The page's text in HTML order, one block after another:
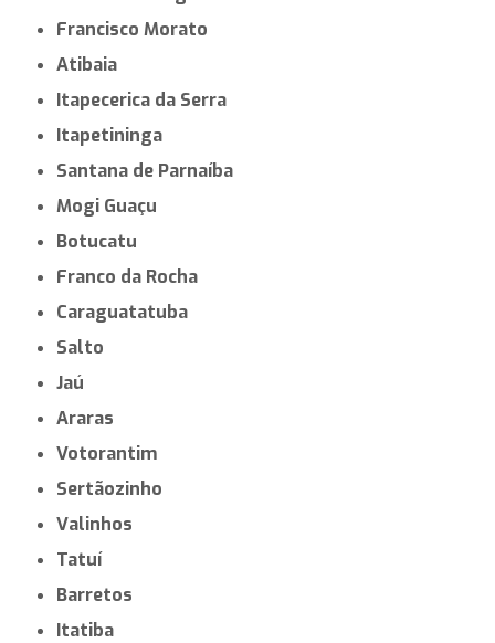
Francisco Morato
Atibaia
Itapecerica da Serra
Itapetininga
Santana de Parnaíba
Mogi Guaçu
Botucatu
Franco da Rocha
Caraguatatuba
Salto
Jaú
Araras
Votorantim
Sertãozinho
Valinhos
Tatuí
Barretos
Itatiba